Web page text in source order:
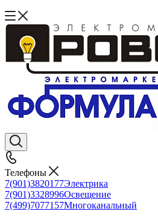
Телефоны
7(901)3820177Электрика
7(901)3328996Освещение
7(499)7077157Многоканальный